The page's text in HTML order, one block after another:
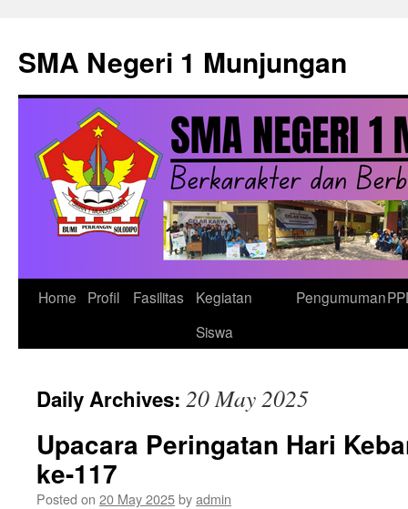
content
SMA Negeri 1 Munjungan
Home Profil Fasilitas
Kegiatan
Siswa
Pengumuman
Daily Archives: 20 May 2025
Upacara Peringatan Hari
ke-117
Posted on 20 May 2025byadmin